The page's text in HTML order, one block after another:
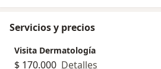
Servicios y precios
Visita Dermatología
$ 170.000 Detalles